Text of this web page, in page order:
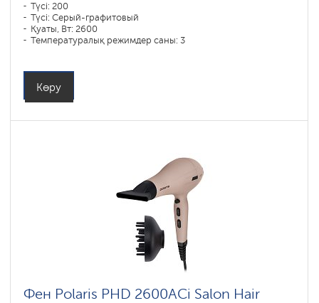
Түсі: 200
Түсі: Серый-графитовый
Қуаты, Вт: 2600
Температуралық режимдер саны: 3
Көру
Фен Polaris PHD 2600AСi Salon Hair